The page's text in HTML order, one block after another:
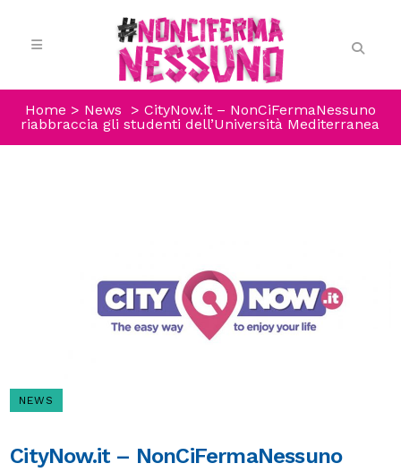
Home > News > CityNow.it – NonCiFermaNessuno
riabbraccia gli studenti dell’Università Mediterranea
NEWS
CityNow.it – NonCiFermaNessuno